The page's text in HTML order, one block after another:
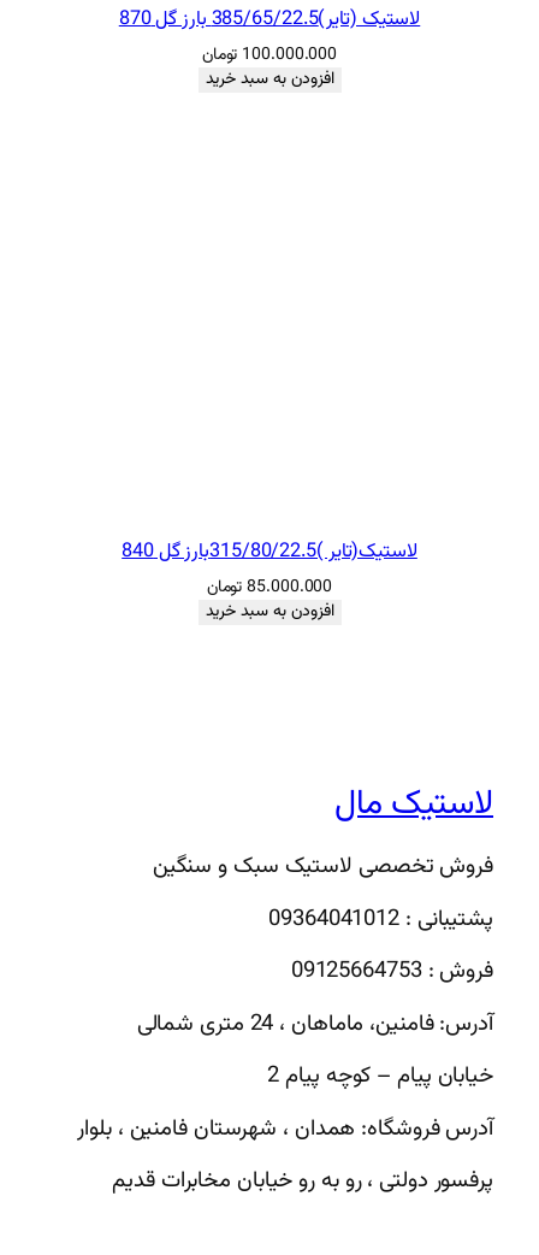
لاستیک (تایر)385/65/22.5 بارز گل 870
100.000.000 تومان
افزودن به سبد خرید
لاستیک(تایر )315/80/22.5بارز گل 840
85.000.000تومان
افزودن به سبد خرید
لاستیک مال
فروش تخصصی لاستیک سبک و سنگین
پشتیبانی : 09364041012
فروش : 09125664753
آدرس: فامنین، ماماهان ، 24 متری شمالی
خیابان پیام – کوچه پیام 2
آدرس فروشگاه: همدان ، شهرستان فامنین ، بلوار
پرفسور دولتی ، رو به رو خیابان مخابرات قدیم